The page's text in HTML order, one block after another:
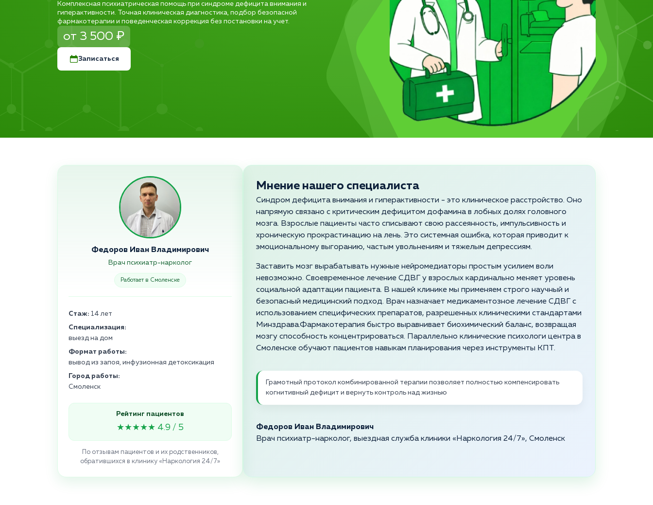
Комплексная психиатрическая помощь при синдроме дефицита внимания и
гиперактивности. Точная клиническая диагностика, подбор безопасной
фармакотерапии и поведенческая коррекция без постановки на учет.
от 3 500 ₽
Записаться
Федоров Иван Владимирович
Врач психиатр-нарколог
Работает в Смоленске
Стаж: 14 лет
Специализация:
выезд на дом
Формат работы:
вывод из запоя, инфузионная детоксикация
Город работы:
Смоленск
Рейтинг пациентов
★★★★★ 4.9 / 5
По отзывам пациентов и их родственников,
обратившихся в клинику «Наркология 24/7»
Мнение нашего специалиста
Синдром дефицита внимания и гиперактивности - это клиническое расстройство. Оно
напрямую связано с критическим дефицитом дофамина в лобных долях головного
мозга. Взрослые пациенты часто списывают свою рассеянность, импульсивность и
хроническую прокрастинацию на лень. Это системная ошибка, которая приводит к
эмоциональному выгоранию, частым увольнениям и тяжелым депрессиям.
Заставить мозг вырабатывать нужные нейромедиаторы простым усилием воли
невозможно. Своевременное лечение СДВГ у взрослых кардинально меняет уровень
социальной адаптации пациента. В нашей клинике мы применяем строго научный и
безопасный медицинский подход. Врач назначает медикаментозное лечение СДВГ с
использованием специфических препаратов, разрешенных клиническими стандартами
Минздрава.Фармакотерапия быстро выравнивает биохимический баланс, возвращая
мозгу способность концентрироваться. Параллельно клинические психологи центра в
Смоленске обучают пациентов навыкам планирования через инструменты КПТ.
Грамотный протокол комбинированной терапии позволяет полностью компенсировать
когнитивный дефицит и вернуть контроль над жизнью
Федоров Иван Владимирович
Врач психиатр-нарколог, выездная служба клиники «Наркология 24/7», Смоленск